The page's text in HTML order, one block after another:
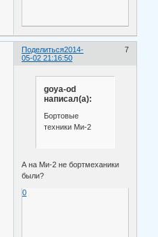
Поделиться 7
2014-
05-02 21:16:50
goya-od
написал(а):
Бортовые
техники Ми-2
А на Ми-2 не бортмеханики
были?
0